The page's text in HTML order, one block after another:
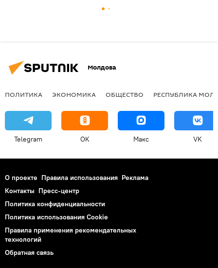
Молдова
ПОЛИТИКА ЭКОНОМИКА ОБЩЕСТВО РЕСПУБЛИКА
Telegram OK Макс VK
О проекте Правила использования Реклама
Контакты Пресс-центр
Политика конфиденциальности
Политика использования Cookie
Правила применения рекомендательных
технологий
Обратная связь